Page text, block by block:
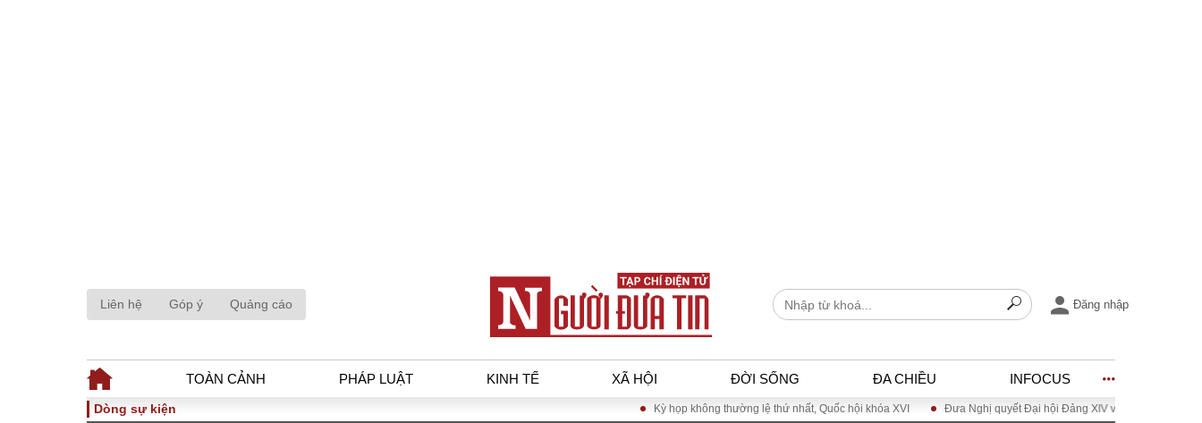
Liên hệ Góp ý Quảng cáo Đăng nhập
TOÀN CẢNH PHÁP LUẬT KINH TẾ XÃ HỘI ĐỜI SỐNG ĐA CHIỀU INFOCUS
Dòng sự kiện Kỳ họp không thường lệ thứ nhất, Quốc hội khóa XVI Đưa Nghị quyết Đại hội Đảng XIV vào cuộc sống